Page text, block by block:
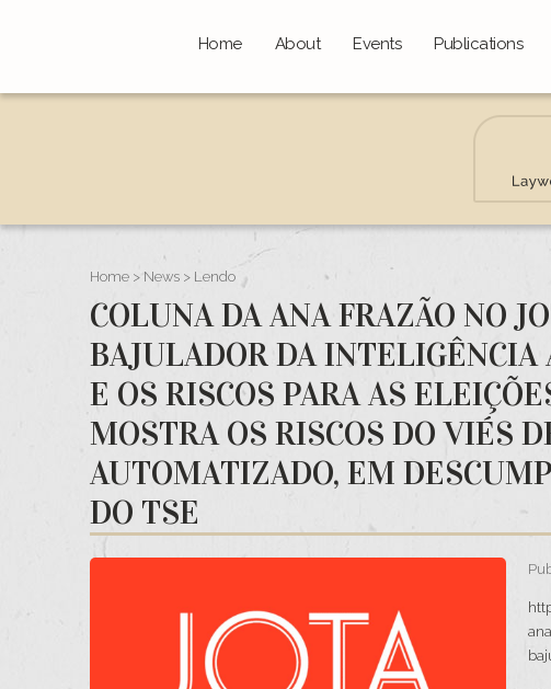
Home About Events Publications
Home > News > Lendo
COLUNA DA ANA FRAZÃO NO
BAJULADOR DA
E OS RISCOS PARA AS
MOSTRA OS RISCOS DO VIÉS
AUTOMATIZADO, EM
DO TSE